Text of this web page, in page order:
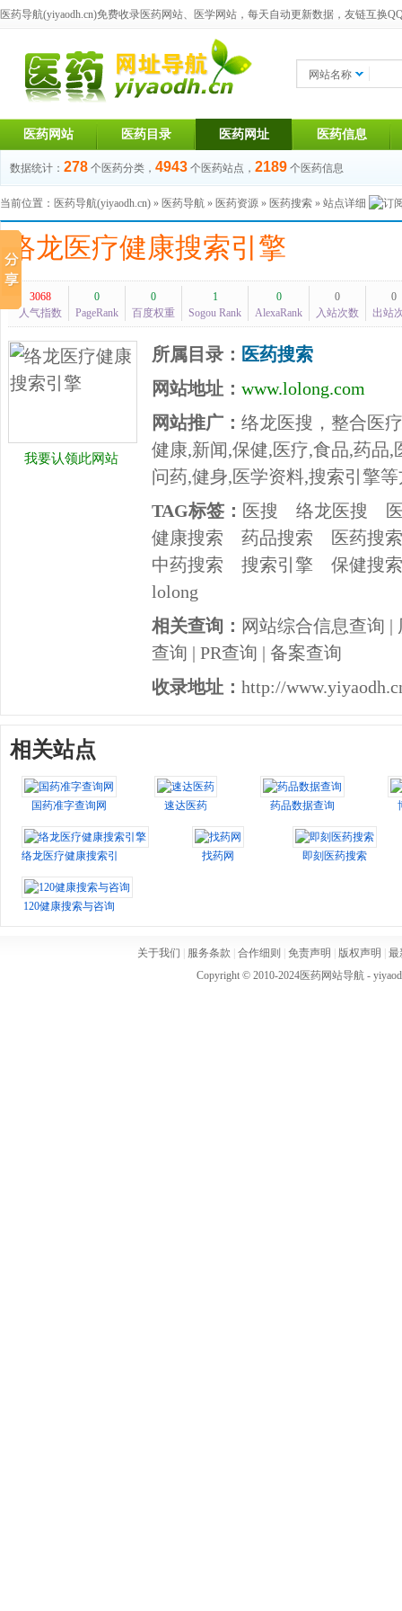
医药导航(yiyaodh.cn)免费收录医药网站、医学网站，每天自动更新数据，友链互换
网站名称
医药网站 医药目录 医药网址 医药信息
数据统计： 278 个医药分类， 4943 个医药站点， 2189 个医药信息
当前位置： 医药导航(yiyaodh.cn) » 医药导航 » 医药资源 » 医药搜索 » 站点详细
络龙医疗健康搜索引擎
3068
人气指数
0
PageRank
0
百度权重
1
Sogou Rank
0
AlexaRank
0
入站次数
0
出站
我要认领此网站
所属目录： 医药搜索
网站地址： www.lolong.com
网站推广： 络龙医搜，整合医
健康,新闻,保健,医疗,食品,药品
问药,健身,医学资料,搜索引擎
TAG标签： 医搜 络龙医搜
健康搜索
药品搜索
医药搜索
中药搜索
搜索引擎
保健搜索
lolong
相关查询： 网站综合信息查询 |
查询 | PR查询 | 备案查询
收录地址： http://
相关站点
国药准字查询网 速达医药 药品数据查询
络龙医疗健康搜索引擎 找药网 即刻医药搜索
120健康搜索与咨询
关于我们 服务条款 合作细则 免责声明 版权声明
最
Copyright © 2010-2024医药网站导航-